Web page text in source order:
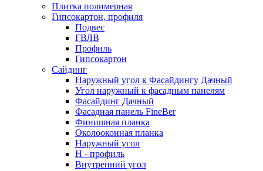
Плитка полимерная
Гипсокартон, профиля
Подвес
ГВЛВ
Профиль
Гипсокартон
Сайдинг
Наружный угол к Фасайдингу Дачный
Угол наружный к фасадным панелям
Фасайдинг Дачный
Фасадная панель FineBer
Финишная планка
Околооконная планка
Наружный угол
H - профиль
Внутренний угол